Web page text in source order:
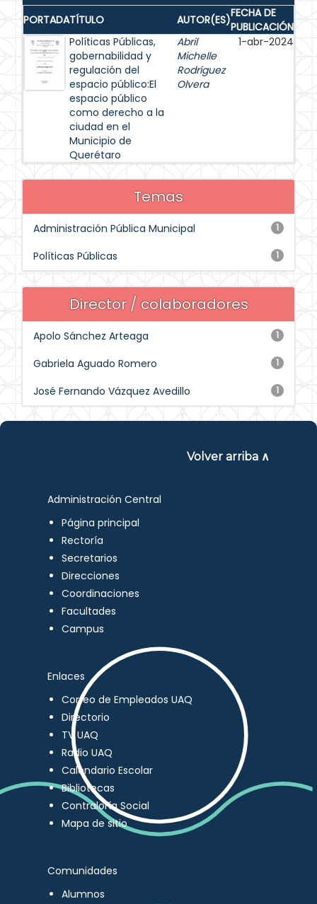
PORTADATÍTULO AUTOR(ES)FECHA DE
PUBLICACIÓN
Políticas Públicas,
gobernabilidad y
regulación del
espacio público:El
espacio público
como derecho a la
ciudad en el
Municipio de
Querétaro
Abril
Michelle
Rodríguez
Olvera
1-abr-2024
Temas
1
Administración Pública Municipal
1
Políticas Públicas
Director / colaboradores
1
Apolo Sánchez Arteaga
1
Gabriela Aguado Romero
1
José Fernando Vázquez Avedillo
Volver arriba ∧
Administración Central
Página principal
Rectoría
Secretarios
Direcciones
Coordinaciones
Facultades
Campus
Enlaces
Correo de Empleados UAQ
Directorio
TV UAQ
Radio UAQ
Calendario Escolar
Bibliotecas
Contraloría Social
Mapa de sitio
Comunidades
Alumnos